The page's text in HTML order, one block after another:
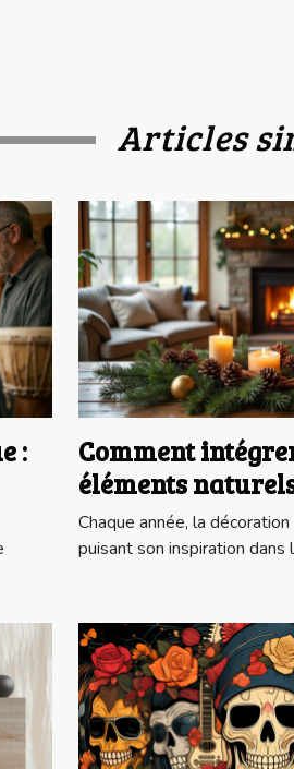
Articles
:
Comment
éléments
déco de Noël ?
Chaque année, la
puisant son inspiration dans